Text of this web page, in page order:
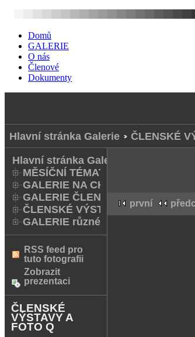
Domů
GALERIE
O nás
Členové
Dokumenty
Hlavní stránka Galerie ČLENSKÉ
Hlavní stránka Galerie
MĚSÍČNÍ TÉMATA
GALERIE NA CHODNÍKU
GALERIE ČLENŮ
ČLENSKÉ VÝSTAVY A FOTO Q
GALERIE různé
RSS feed pro
tuto fotografii
Zobrazit
prezentaci
ČLENSKÉ
VÝSTAVY A
FOTO Q
první